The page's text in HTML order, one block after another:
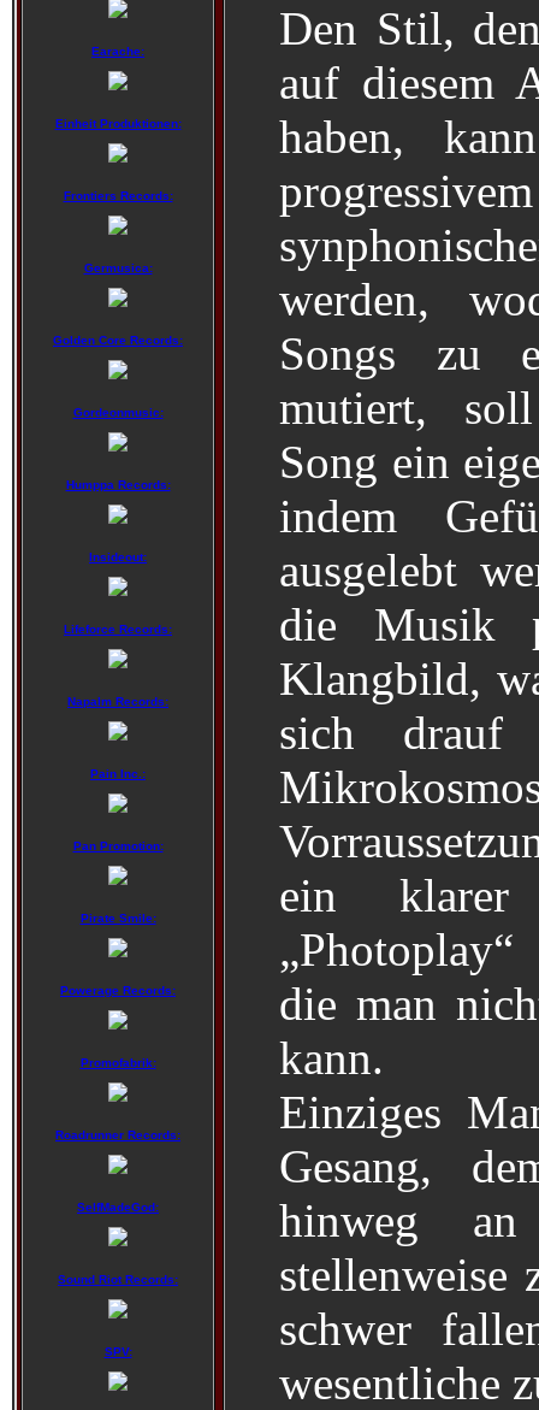
Earache:
Einheit Produktionen:
Frontiers Records:
Germusica:
Golden Core Records:
Gordeonmusic:
Humppa Records:
Insideout:
Lifeforce Records:
Napalm Records:
Pain Inc.:
Pan Promotion:
Pirate Smile:
Powerage Records:
Promofabrik:
Roadrunner Records:
SelfMadeGod:
Sound Riot Records:
SPV:
Den Stil,
auf diesem
haben,
werden,
Songs zu
mutiert,
Song ein
indem
ausgelebt
die Musik
Klangbild,
sich drauf
ein
die man
kann.
Einziges
Gesang,
hinweg
stellenweise
schwer
wesentliche